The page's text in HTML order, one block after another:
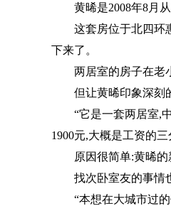
黄晞是2008年8月
这套房位于北四环
下来了。
两居室的房子在老
但让黄晞印象深刻
“它是一套两居室,
1900元,大概是工资的
原因很简单:黄晞
找次卧室友的事情
“本想在大城市过